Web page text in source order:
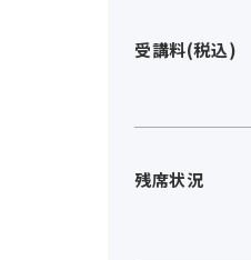
受講料(税込)
残席状況